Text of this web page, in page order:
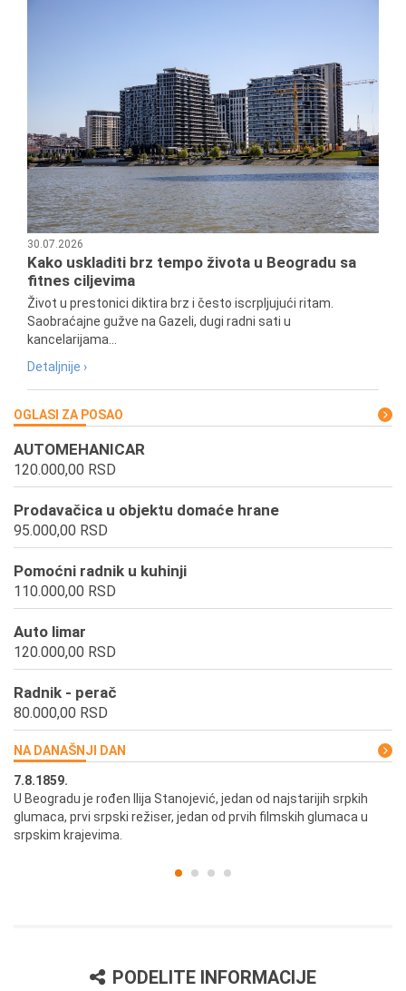
30.07.2026
Kako uskladiti brz tempo života u Beogradu sa
fitnes ciljevima
Život u prestonici diktira brz i često iscrpljujući ritam.
Saobraćajne gužve na Gazeli, dugi radni sati u
kancelarijama...
Detaljnije ›
OGLASI ZA POSAO
AUTOMEHANICAR
120.000,00 RSD
Prodavačica u objektu domaće hrane
95.000,00 RSD
Pomoćni radnik u kuhinji
110.000,00 RSD
Auto limar
120.000,00 RSD
Radnik - perač
80.000,00 RSD
NA DANAŠNJI DAN
7.8.1859.
U Beogradu je rođen Ilija Stanojević, jedan od najstarijih srpkih
glumaca, prvi srpski režiser, jedan od prvih filmskih glumaca u
srpskim krajevima.
PODELITE INFORMACIJE